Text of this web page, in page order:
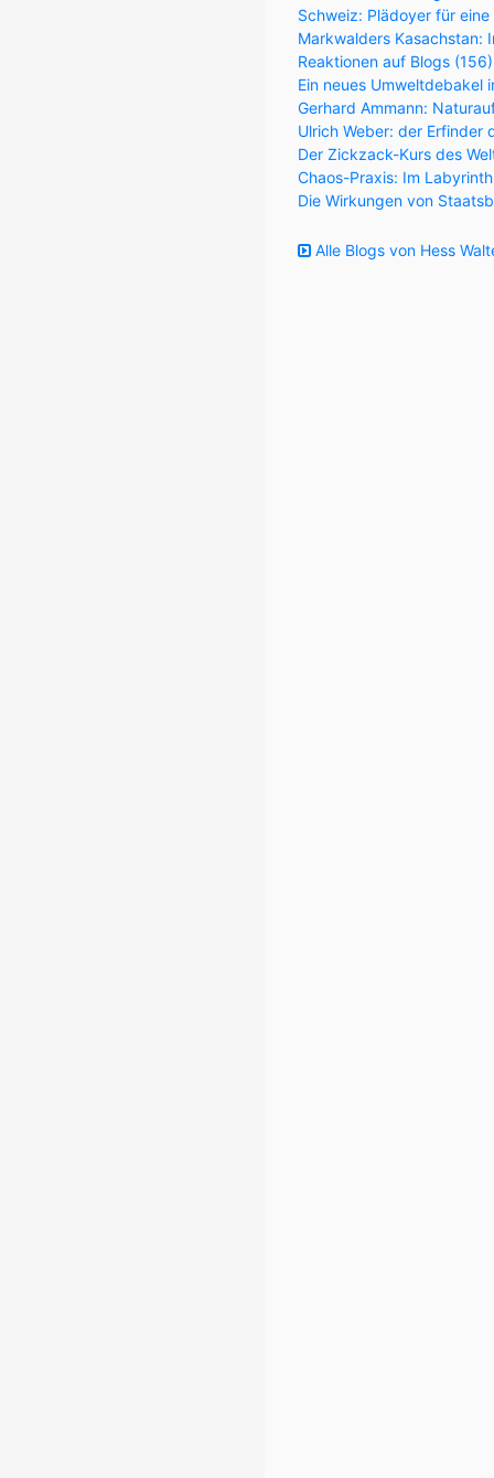
Schweiz: Plädoyer für
Markwalders Kasachstan:
Reaktionen auf Blogs
Ein neues Umweltdebakel
Gerhard Ammann:
Ulrich Weber: der Erfinder
Der Zickzack-Kurs des
Chaos-Praxis: Im
Die Wirkungen von
Alle Blogs von Hess